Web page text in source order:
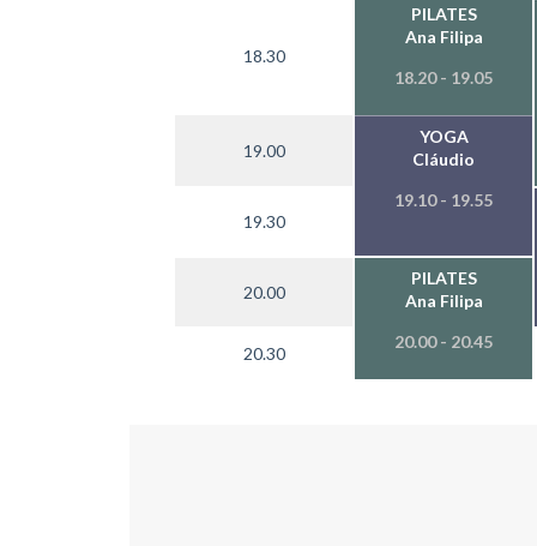
PILATES
Ana Filipa
18.20 - 19.05
YOGA
Cláudio
19.10 - 19.55
18.30
19.00
19.30
20.00
PILATES
Ana Filipa
20.00 - 20.45
20.30